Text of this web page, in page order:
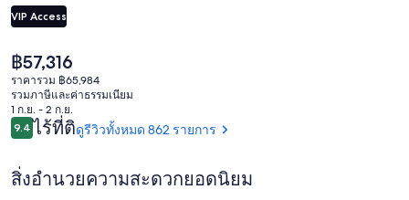
บาย
เพ
อร์ล
VIP Access
ราคา
ปัจจุบัน
฿57,316
฿57,316
ราคารวม ฿65,984
รวมภาษีและค่าธรรมเนียม
1 ก.ย. - 2 ก.ย.
รีวิว
9.49.4 จาก 10
ไร้ที่ติดูรีวิวทั้งหมด 862 รายการ
สิ่งอำนวยความสะดวกยอดนิยม